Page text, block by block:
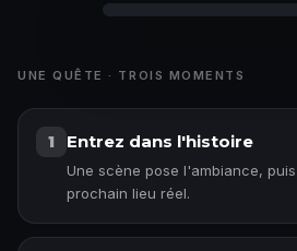
UNE QUÊTE · TROIS MOMENTS
1 Entrez dans l'histoire
Une scène pose l'ambiance,
prochain lieu réel.